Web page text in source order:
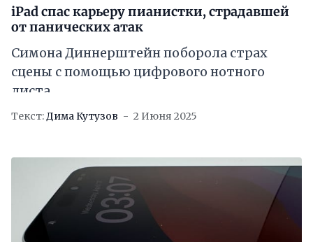
iPad спас карьеру пианистки, страдавшей
от панических атак
Симона Диннерштейн поборола страх
сцены с помощью цифрового нотного
листа
Текст:Дима Кутузов 2 Июня 2025